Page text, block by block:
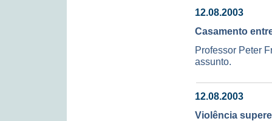
12.08.2003
Casamento
Professor Peter
assunto.
12.08.2003
Violência